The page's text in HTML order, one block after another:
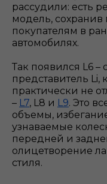
рассудили: есть
модель, сохранив
покупателям в
автомобилях.
Так появился L6
представитель
практически не
– L7, L8 и L9. Это
объемы,
узнаваемые
передней и
олицетворение
стиля.